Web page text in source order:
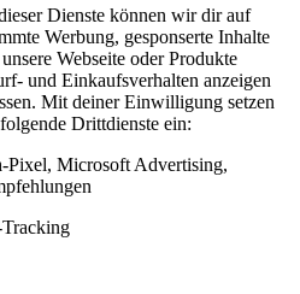
Dienste können wir dir auf
Werbung, gesponserte Inhalte
Webseite oder Produkte
und Einkaufsverhalten anzeigen
Mit deiner Einwilligung setzen
Drittdienste ein:
Pixel, Microsoft Advertising,